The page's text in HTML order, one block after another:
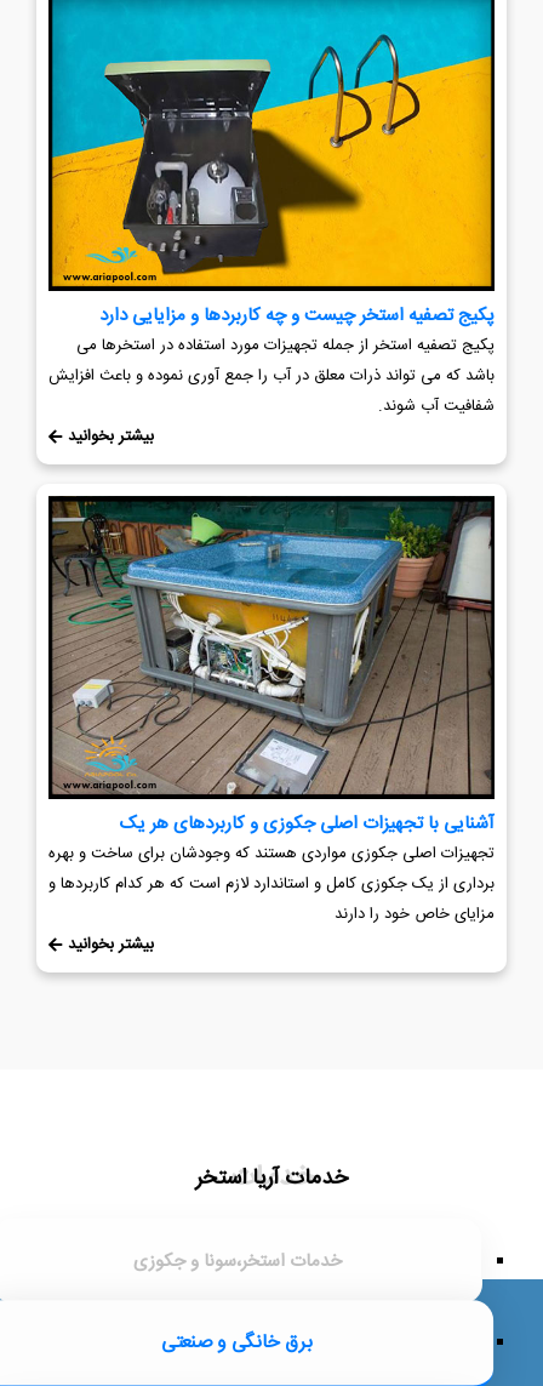
پکیج تصفیه استخر چیست و چه کاربردها و مزایایی دارد
پکیج تصفیه استخر از جمله تجهیزات مورد استفاده در استخرها می
باشد که می تواند ذرات معلق در آب را جمع آوری نموده و باعث افزایش
شفافیت آب شوند.
بیشتر بخوانید
آشنایی با تجهیزات اصلی جکوزی و کاربردهای هر یک
تجهیزات اصلی جکوزی مواردی هستند که وجودشان برای ساخت و بهره
برداری از یک جکوزی کامل و استاندارد لازم است که هر کدام کاربردها و
مزایای خاص خود را دارند
بیشتر بخوانید
خدمات آریا استخر
خدمات
خدمات استخر،سونا و جکوزی
برق خانگی و صنعتی